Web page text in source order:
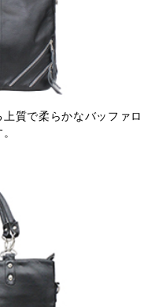
質で柔らかなバッファロ